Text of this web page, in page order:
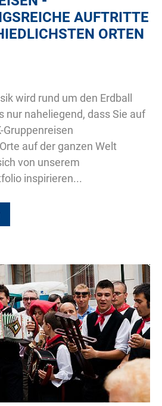
AUFTRITTE
ORTEN
wird rund um den Erdball
nur naheliegend, dass Sie auf
Gruppenreisen
auf der ganzen Welt
von unserem
inspirieren...